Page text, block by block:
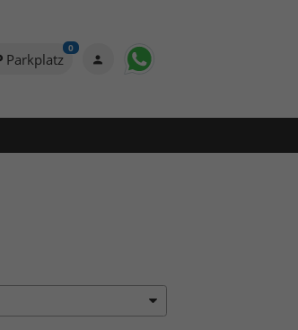
Parkplatz
0